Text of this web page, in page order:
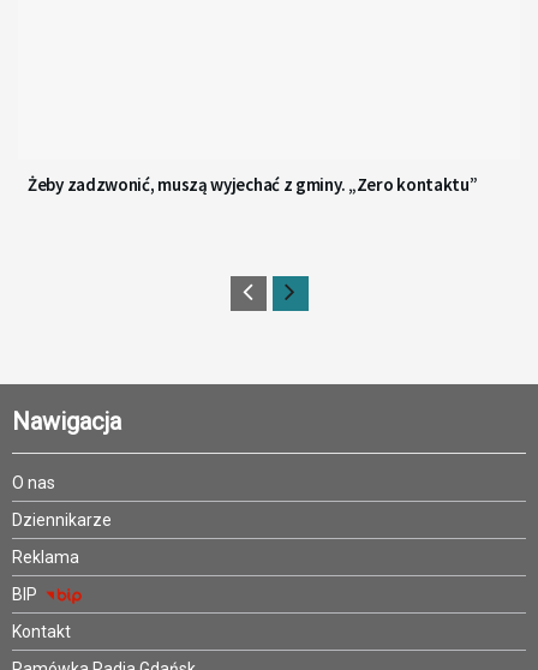
Żeby zadzwonić, muszą wyjechać z gminy. „Zero kontaktu”
Nawigacja
O nas
Dziennikarze
Reklama
BIP
Kontakt